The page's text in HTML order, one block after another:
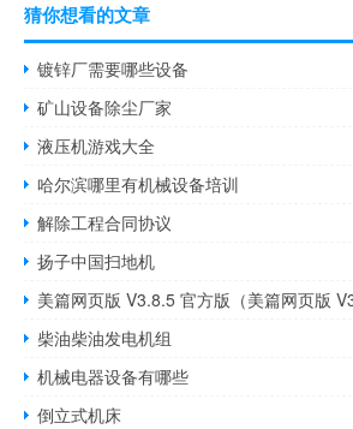
猜你想看的文章
镀锌厂需要哪些设备
矿山设备除尘厂家
液压机游戏大全
哈尔滨哪里有机械设备培训
解除工程合同协议
扬子中国扫地机
柴油柴油发电机组
机械电器设备有哪些
倒立式机床